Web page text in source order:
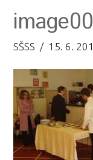
SŠSS 15. 6.